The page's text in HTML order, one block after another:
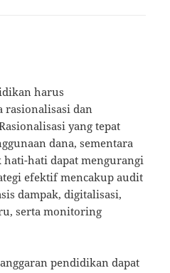
harus
rasionalisasi dan
yang tepat
dana, sementara
hati-hati dapat mengurangi
efektif mencakup audit
dampak, digitalisasi,
serta monitoring
pendidikan dapat